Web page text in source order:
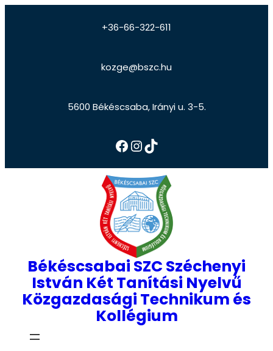
+36-66-322-611
kozge@bszc.hu
5600 Békéscsaba, Irányi u. 3-5.
Békéscsabai SZC Széchenyi
István Két Tanítási Nyelvű
Közgazdasági Technikum és
Kollégium